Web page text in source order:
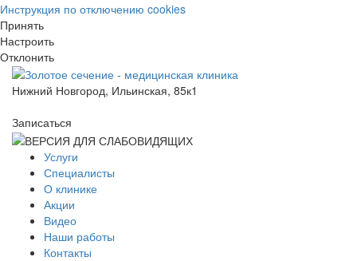
Инструкция по отключению cookies
Принять
Настроить
Отклонить
Нижний Новгород, Ильинская, 85к1
Записаться
Услуги
Специалисты
О клинике
Акции
Видео
Наши работы
Контакты